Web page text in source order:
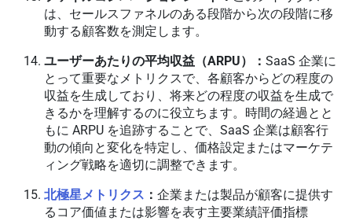
は、セールスファネルのある段階から次の段階に移
動する顧客数を測定します。
ユーザーあたりの平均収益（ARPU）： SaaS 企業に
とって重要なメトリクスで、各顧客からどの程度の
収益を生成しており、将来どの程度の収益を生成で
きるかを理解するのに役立ちます。時間の経過とと
もに ARPU を追跡することで、SaaS 企業は顧客行
動の傾向と変化を特定し、価格設定またはマーケテ
ィング戦略を適切に調整できます。
北極星メトリクス ： 企業または製品が顧客に提供す
るコア価値または影響を表す主要業績評価指標